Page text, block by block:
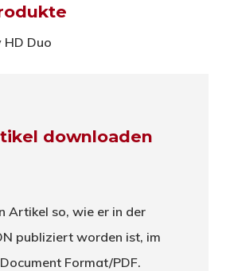
HD Duo
downloaden
Artikel so, wie er in der
publiziert worden ist, im
Format/PDF.